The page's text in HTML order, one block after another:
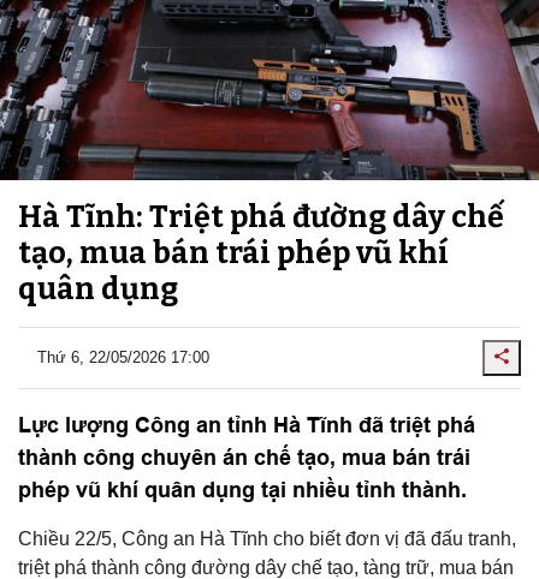
Hà Tĩnh: Triệt phá đường dây chế
tạo, mua bán trái phép vũ khí
quân dụng
Thứ 6, 22/05/2026 17:00
Lực lượng Công an tỉnh Hà Tĩnh đã triệt phá
thành công chuyên án chế tạo, mua bán trái
phép vũ khí quân dụng tại nhiều tỉnh thành.
Chiều 22/5, Công an Hà Tĩnh cho biết đơn vị đã đấu tranh,
triệt phá thành công đường dây chế tạo, tàng trữ, mua bán